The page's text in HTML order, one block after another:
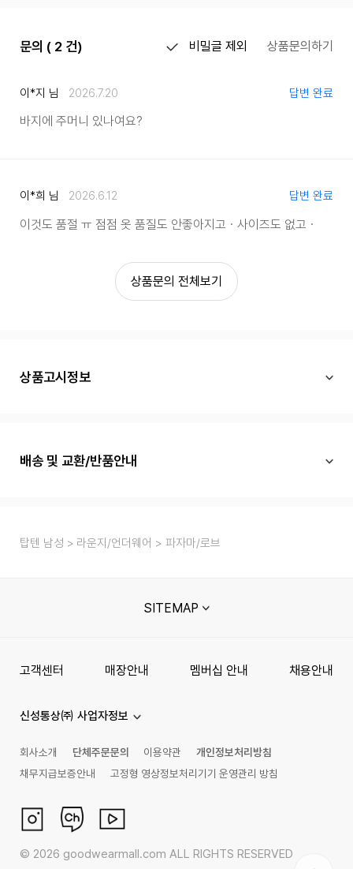
문의 ( 2 건) 비밀글 제외 상품문의하기
이*지 님 2026.7.20 답변 완료
바지에 주머니 있나여요?
이*희 님 2026.6.12 답변 완료
이것도 품절 ㅠ 점점 옷 품질도 안좋아지고ㆍ 사이즈도 없고ㆍ
상품문의 전체보기
상품고시정보
배송 및 교환/반품안내
탑텐 남성 라운지/언더웨어 파자마/로브
SITEMAP
고객센터 매장안내 멤버십 안내 채용안내
신성통상㈜ 사업자정보
회사소개 단체주문문의 이용약관
개인정보처리방침
채무지급보증안내
고정형 영상정보처리기기 운영관리 방침
© 2026 goodwearmall.com ALL RIGHTS RESERVED